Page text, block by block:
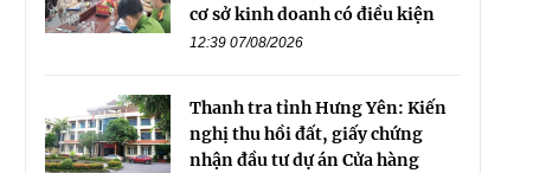
cơ sở kinh doanh có điều kiện
12:39 07/08/2026
Thanh tra tỉnh Hưng Yên: Kiến
nghị thu hồi đất, giấy chứng
nhận đầu tư dự án Cửa hàng